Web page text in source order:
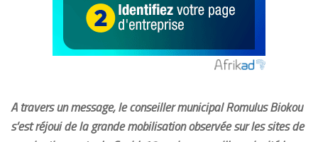
A travers un message, le conseiller municipal Romulus Biokou
s’est réjoui de la grande mobilisation observée sur les sites de